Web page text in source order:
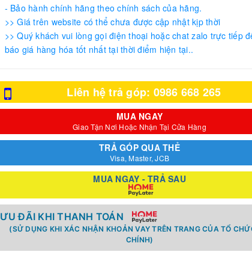
- Bảo hành chính hãng theo chính sách của hãng.
>> Giá trên website có thể chưa được cập nhật kịp thời
>> Quý khách vui lòng gọi điện thoại hoặc chat zalo trực tiếp
báo giá hàng hóa tốt nhất tại thời điểm hiện tại..
Liên hệ trả góp: 0986 668 265
MUA NGAY
Giao Tận Nơi Hoặc Nhận Tại Cửa Hàng
TRẢ GÓP QUA THẺ
Visa, Master, JCB
MUA NGAY - TRẢ SAU
ƯU ĐÃI KHI THANH TOÁN
(SỬ DỤNG KHI XÁC NHẬN KHOẢN VAY TRÊN TRANG CỦA TỔ
CHÍNH)